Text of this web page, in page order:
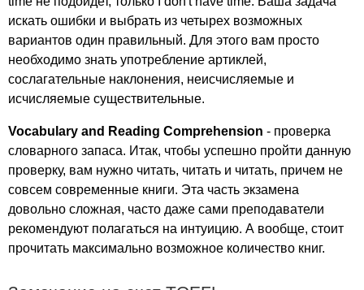
искать ошибки и выбрать из четырех возможных
вариантов один правильный. Для этого вам просто
необходимо знать употребление артиклей,
сослагательные наклонения, неисчисляемые и
исчисляемые существительные.
Vocabulary and Reading Comprehension - проверка
словарного запаса. Итак, чтобы успешно пройти данную
проверку, вам нужно читать, читать и читать, причем не
совсем современные книги. Эта часть экзамена
довольно сложная, часто даже сами преподаватели
рекомендуют полагаться на интуицию. А вообще, стоит
прочитать максимально возможное количество книг.